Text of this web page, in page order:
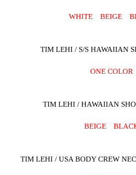
WHITE BEIGE
TIM LEHI / S/S HAWAIIAN
ONE COLOR
TIM LEHI / HAWAIIAN
BEIGE
TIM LEHI / USA BODY CREW